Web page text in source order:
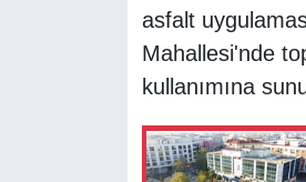
asfalt
Mahallesi'nde
kullanımına